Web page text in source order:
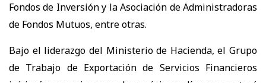
Fondos de Inversión y la Asociación de Administradoras
de Fondos Mutuos, entre otras.
Bajo el liderazgo del Ministerio de Hacienda, el Grupo
de Trabajo de Exportación de Servicios Financieros